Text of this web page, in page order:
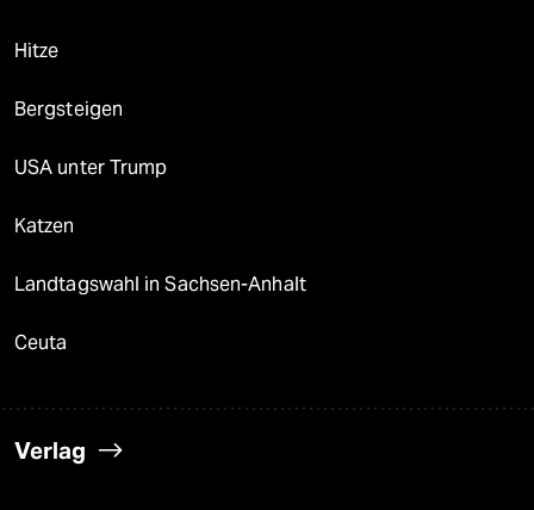
Hitze
Bergsteigen
USA unter Trump
Katzen
Landtagswahl in Sachsen-Anhalt
Ceuta
Verlag